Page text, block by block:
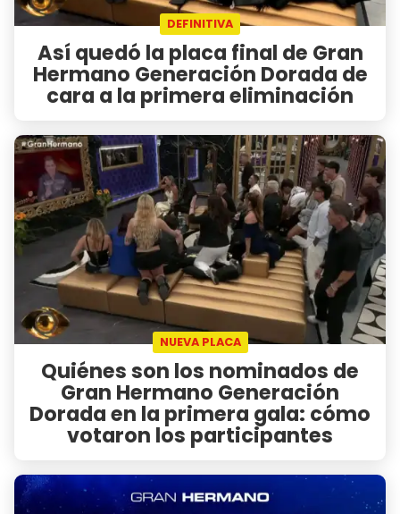
DEFINITIVA
Así quedó la placa final de Gran
Hermano Generación Dorada de
cara a la primera eliminación
NUEVA PLACA
Quiénes son los nominados de
Gran Hermano Generación
Dorada en la primera gala: cómo
votaron los participantes